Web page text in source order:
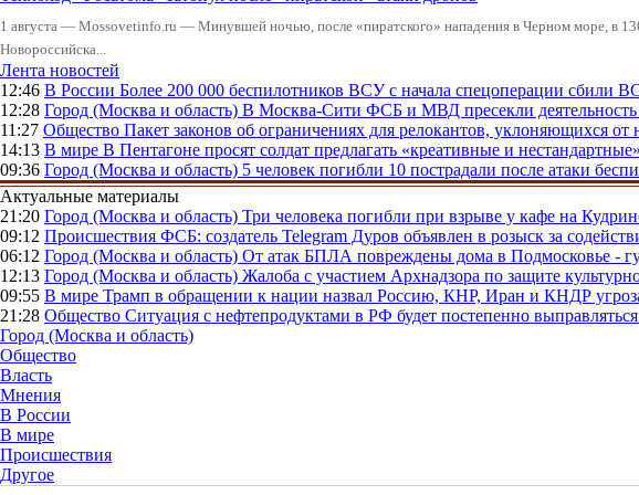
1 августа — Mossovetinfo.ru — Минувшей ночью, после «пиратского» нападения в Черном море, в
Новороссийска...
Лента новостей
12:46 В России Более 200 000 беспилотников ВСУ с начала спецоперации сбили
12:28 Город (Москва и область) В Москва-Сити ФСБ и МВД пресекли
11:27 Общество Пакет законов об ограничениях для релокантов, уклоняющихся от
14:13 В мире В Пентагоне просят солдат предлагать «креативные и
09:36 Город (Москва и область) 5 человек погибли 10 пострадали после атаки
Актуальные материалы
21:20 Город (Москва и область) Три человека погибли при взрыве у кафе на
09:12 Происшествия ФСБ: создатель Telegram Дуров объявлен в розыск за
06:12 Город (Москва и область) От атак БПЛА повреждены дома в Подмосковье -
12:13 Город (Москва и область) Жалоба с участием Архнадзора по защите
09:55 В мире Трамп в обращении к нации назвал Россию, КНР, Иран и КНДР
21:28 Общество Ситуация с нефтепродуктами в РФ будет постепенно
Город (Москва и область)
Общество
Власть
Мнения
В России
В мире
Происшествия
Другое